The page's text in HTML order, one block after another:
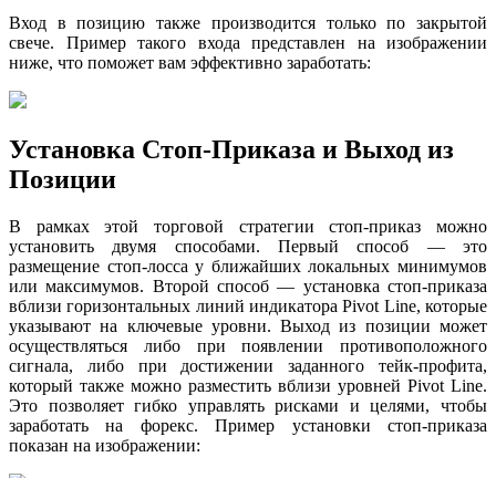
Вход в позицию также производится только по закрытой
свече. Пример такого входа представлен на изображении
ниже, что поможет вам эффективно заработать:
Установка Стоп-Приказа и Выход из
Позиции
В рамках этой торговой стратегии стоп-приказ можно
установить двумя способами. Первый способ — это
размещение стоп-лосса у ближайших локальных минимумов
или максимумов. Второй способ — установка стоп-приказа
вблизи горизонтальных линий индикатора Pivot Line, которые
указывают на ключевые уровни. Выход из позиции может
осуществляться либо при появлении противоположного
сигнала, либо при достижении заданного тейк-профита,
который также можно разместить вблизи уровней Pivot Line.
Это позволяет гибко управлять рисками и целями, чтобы
заработать на форекс. Пример установки стоп-приказа
показан на изображении: